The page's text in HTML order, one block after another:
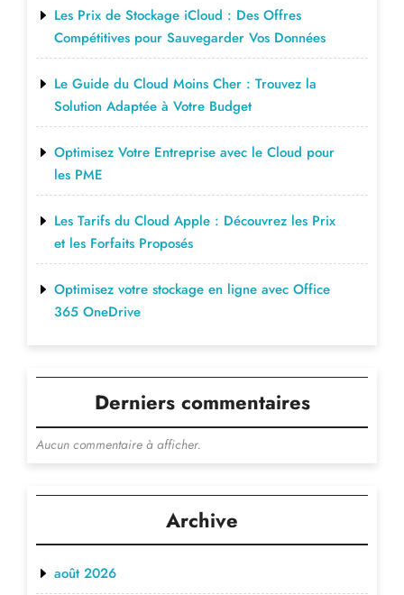
Les Prix de Stockage iCloud : Des Offres
Compétitives pour Sauvegarder Vos Données
Le Guide du Cloud Moins Cher : Trouvez la
Solution Adaptée à Votre Budget
Optimisez Votre Entreprise avec le Cloud pour
les PME
Les Tarifs du Cloud Apple : Découvrez les Prix
et les Forfaits Proposés
Optimisez votre stockage en ligne avec Office
365 OneDrive
Derniers commentaires
Aucun commentaire à afficher.
Archive
août 2026